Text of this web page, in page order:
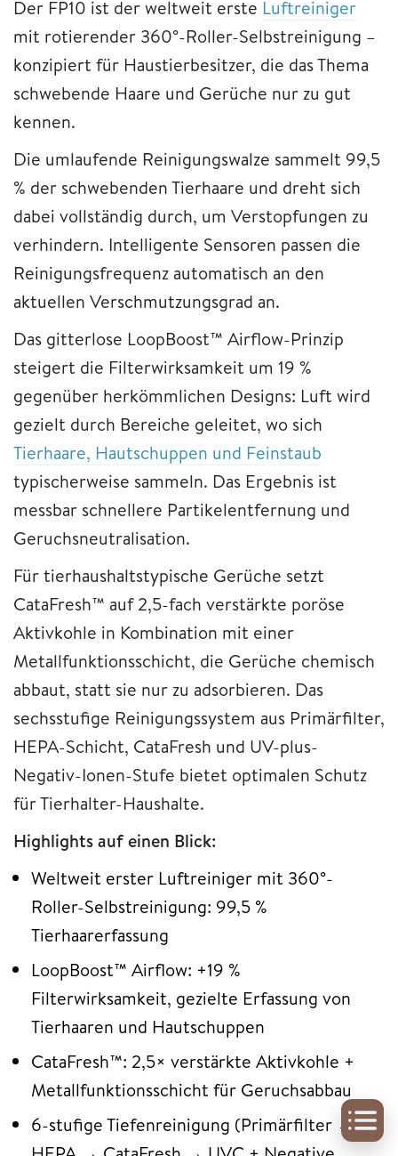
Der FP10 ist der weltweit erste Luftreiniger
mit rotierender 360°-Roller-Selbstreinigung –
konzipiert für Haustierbesitzer, die das Thema
schwebende Haare und Gerüche nur zu gut
kennen.
Die umlaufende Reinigungswalze sammelt 99,5
% der schwebenden Tierhaare und dreht sich
dabei vollständig durch, um Verstopfungen zu
verhindern. Intelligente Sensoren passen die
Reinigungsfrequenz automatisch an den
aktuellen Verschmutzungsgrad an.
Das gitterlose LoopBoost™ Airflow-Prinzip
steigert die Filterwirksamkeit um 19 %
gegenüber herkömmlichen Designs: Luft wird
gezielt durch Bereiche geleitet, wo sich
Tierhaare, Hautschuppen und Feinstaub
typischerweise sammeln. Das Ergebnis ist
messbar schnellere Partikelentfernung und
Geruchsneutralisation.
Für tierhaushaltstypische Gerüche setzt
CataFresh™ auf 2,5-fach verstärkte poröse
Aktivkohle in Kombination mit einer
Metallfunktionsschicht, die Gerüche chemisch
abbaut, statt sie nur zu adsorbieren. Das
sechsstufige Reinigungssystem aus Primärfilter,
HEPA-Schicht, CataFresh und UV-plus-
Negativ-Ionen-Stufe bietet optimalen Schutz
für Tierhalter-Haushalte.
Highlights auf einen Blick:
Weltweit erster Luftreiniger mit 360°-
Roller-Selbstreinigung: 99,5 %
Tierhaarerfassung
LoopBoost™ Airflow: +19 %
Filterwirksamkeit, gezielte Erfassung von
Tierhaaren und Hautschuppen
CataFresh™: 2,5× verstärkte Aktivkohle +
Metallfunktionsschicht für Geruchsabbau
6-stufige Tiefenreinigung (Primärfilter →